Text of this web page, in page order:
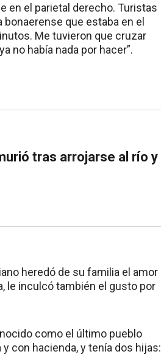
en el parietal derecho. Turistas
que estaba en el
Me tuvieron que cruzar
no había nada por hacer”.
tras arrojarse al río y
heredó de su familia el amor
le inculcó también el gusto por
como el último pueblo
con hacienda, y tenía dos hijas: